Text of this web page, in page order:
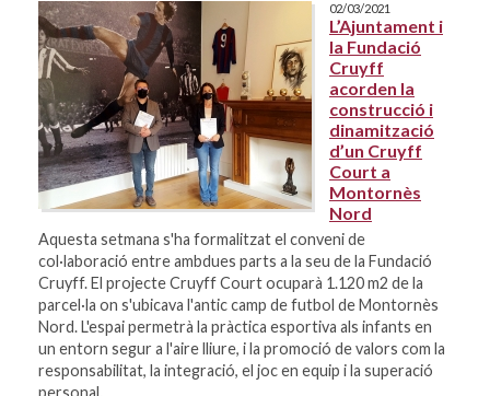
02/03/2021
L’Ajuntament i
la Fundació
Cruyff
acorden la
construcció i
dinamització
d’un Cruyff
Court a
Montornès
Nord
Aquesta setmana s'ha formalitzat el conveni de
col·laboració entre ambdues parts a la seu de la Fundació
Cruyff. El projecte Cruyff Court ocuparà 1.120 m2 de la
parcel·la on s'ubicava l'antic camp de futbol de Montornès
Nord. L'espai permetrà la pràctica esportiva als infants en
un entorn segur a l'aire lliure, i la promoció de valors com la
responsabilitat, la integració, el joc en equip i la superació